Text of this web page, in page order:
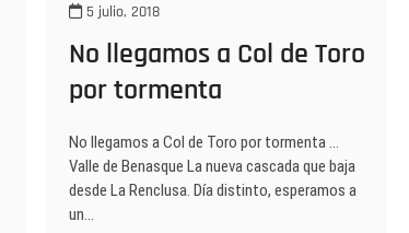
5 julio, 2018
No llegamos a Col de Toro
por tormenta
No llegamos a Col de Toro por tormenta …
Valle de Benasque La nueva cascada que baja
desde La Renclusa. Día distinto, esperamos a
un…